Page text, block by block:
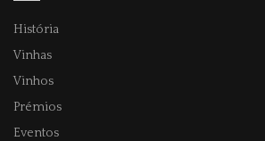
História
Vinhas
Vinhos
Prémios
Eventos